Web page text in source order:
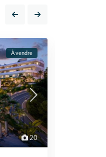
20
À vendre